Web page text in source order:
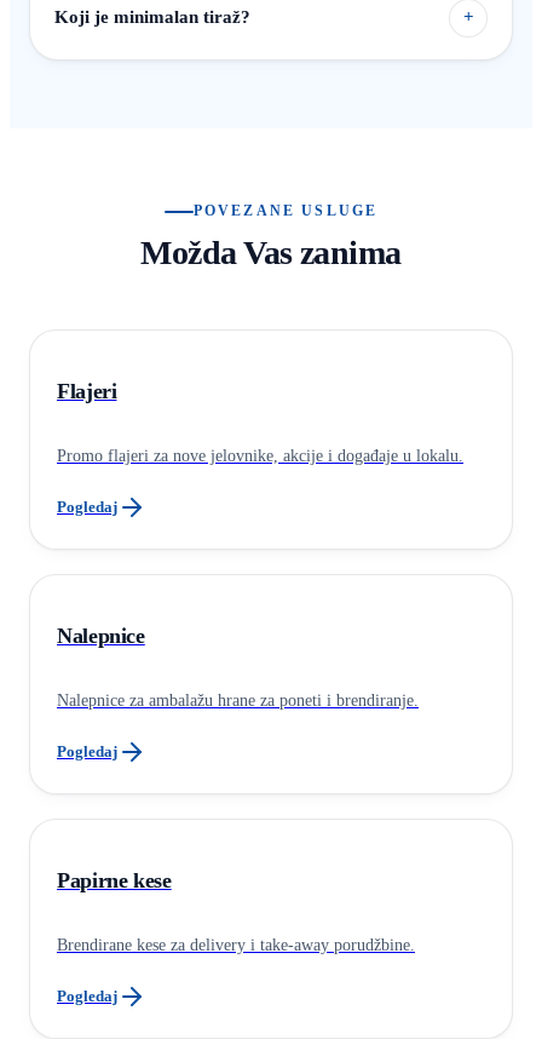
Koji je minimalan tiraž? +
POVEZANE USLUGE
Možda Vas zanima
Flajeri
Promo flajeri za nove jelovnike, akcije i događaje u lokalu.
Pogledaj
Nalepnice
Nalepnice za ambalažu hrane za poneti i brendiranje.
Pogledaj
Papirne kese
Brendirane kese za delivery i take-away porudžbine.
Pogledaj